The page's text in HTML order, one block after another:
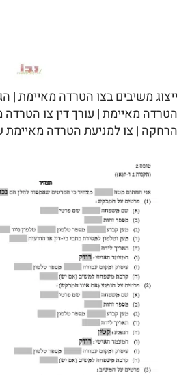
ייצוג משיבים בצו הטרדה מאיימת |
הטרדה מאיימת | עורך דין צו הטרדה
הרחקה | צו למניעת הטרדה מאיימת